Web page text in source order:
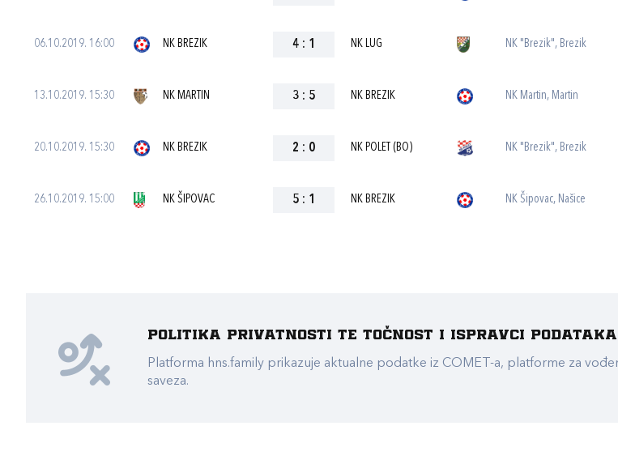
06.10.2019. 16:00 NK BREZIK 4 : 1 NK LUG NK "Brezik", Brezik
13.10.2019. 15:30 NK MARTIN 3 : 5 NK BREZIK NK Martin, Martin
20.10.2019. 15:30 NK BREZIK 2 : 0 NK POLET (BO) NK "Brezik", Brezik
26.10.2019. 15:00 NK ŠIPOVAC 5 : 1 NK BREZIK NK Šipovac, Našice
Politika privatnosti te točnost i ispravci podataka
Platforma hns.family prikazuje aktualne podatke iz COMET-a, platforme za
saveza.